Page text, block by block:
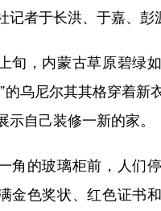
中央文件 金融
旅游 能源
者于长洪、于嘉、彭
，内蒙古草原碧绿
的乌尼尔其其格穿着新
示自己装修一新的家。
的玻璃柜前，人们停
金色奖状、红色证书